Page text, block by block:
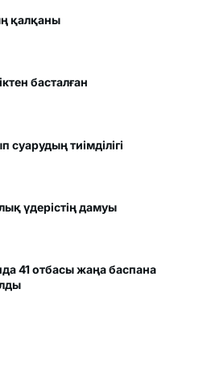
қалқаны
басталған
тиімділігі
үдерістің дамуы
41 отбасы жаңа баспана